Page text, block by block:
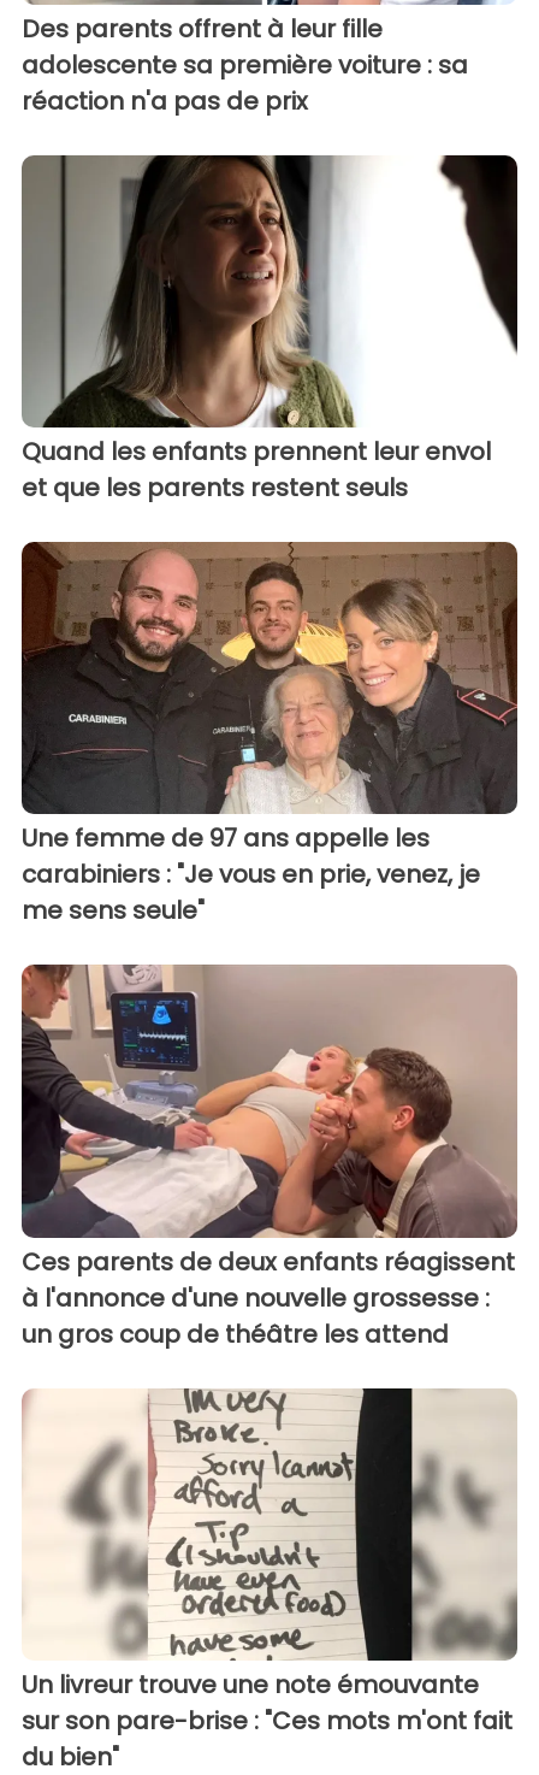
Des parents offrent à leur fille
adolescente sa première voiture : sa
réaction n'a pas de prix
Quand les enfants prennent leur envol
et que les parents restent seuls
Une femme de 97 ans appelle les
carabiniers : "Je vous en prie, venez, je
me sens seule"
Ces parents de deux enfants réagissent
à l'annonce d'une nouvelle grossesse :
un gros coup de théâtre les attend
Un livreur trouve une note émouvante
sur son pare-brise : "Ces mots m'ont fait
du bien"